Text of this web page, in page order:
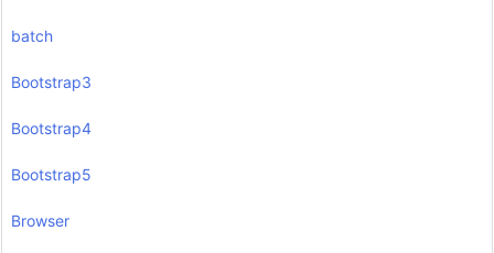
batch
Bootstrap3
Bootstrap4
Bootstrap5
Browser